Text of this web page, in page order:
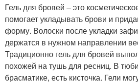
Гель для бровей – это
помогает укладывать брови и
форму. Волоски после укладки
держатся в нужном направлении
Традиционно гель для бровей
похожей на тушь для ресниц. В
брасматике, есть кисточка. Гели